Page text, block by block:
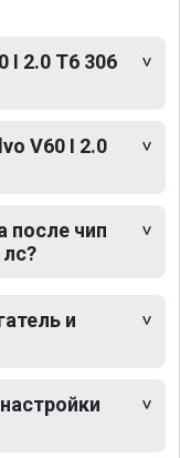
I 2.0 T6 306
V60 I 2.0
после чип
и